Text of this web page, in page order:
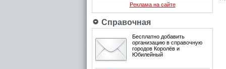
Реклама на сайте
Справочная
Бесплатно добавить
организацию в справочную
городов Королёв и
Юбилейный